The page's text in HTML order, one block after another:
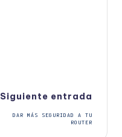
Siguiente entrada
DAR MÁS SEGURIDAD A TU
ROUTER